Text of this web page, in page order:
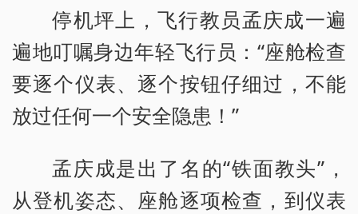
停机坪上，飞行教员孟庆成一遍
遍地叮嘱身边年轻飞行员：“座舱检查
要逐个仪表、逐个按钮仔细过，不能
放过任何一个安全隐患！”
孟庆成是出了名的“铁面教头”，
从登机姿态、座舱逐项检查，到仪表